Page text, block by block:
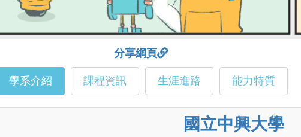
分享網頁
學系介紹 課程資訊 生涯進路 能力特質
國立中興大學